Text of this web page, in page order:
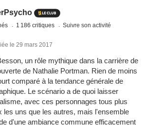
1 186 critiques Suivre son activité
le 29 mars 2017
un rôle mythique dans la carrière de
de Nathalie Portman. Rien de moins
comparé à la tendance générale de
Le scénario a de quoi laisser
avec ces personnages tous plus
les uns que les autres, mais l'ensemble
d'une ambiance commune efficacement